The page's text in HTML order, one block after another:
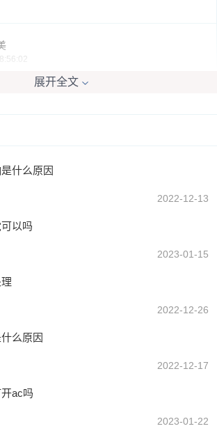
，看跑一百公里用了多少升油，然后再除以油
展开全文
什么原因
2022-12-13
以吗
2023-01-15
2022-12-26
么原因
2022-12-17
ac吗
2023-01-22